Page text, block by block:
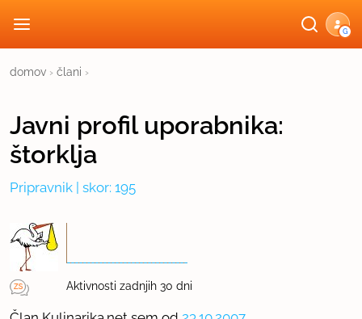
G
domov › člani ›
Javni profiluporabnika:
štorklja
Pripravnik | skor: 195
Aktivnosti zadnjih 30 dni